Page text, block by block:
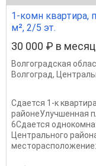
1-комн квартира,
м², 2/5 эт.
30 000 ₽ в месяц
Волгоградская
Волгоград,
Сдается 1-к
районеУлучшенная
6Сдается
Центрального